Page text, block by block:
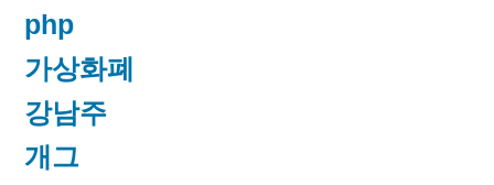
php
가상화폐
강남주
개그